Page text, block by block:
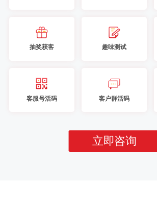
抽奖获客 趣味测试
客服号活码 客户群活码
立即咨询